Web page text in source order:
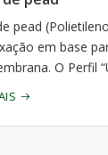
pead (Polietileno
em base para
O Perfil “U”